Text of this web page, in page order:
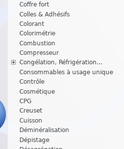
Coffre fort
Colles & Adhésifs
Colorant
Colorimétrie
Combustion
Compresseur
Congélation, Réfrigération...
Consommables à usage unique
Contrôle
Cosmétique
CPG
Creuset
Cuisson
Déminéralisation
Dépistage